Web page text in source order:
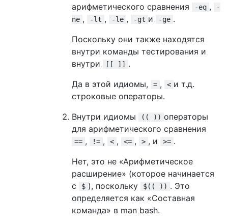
арифметического сравнения -eq ,
-
ne , -lt , -le , -gt и -ge .
Поскольку они также находятся
внутри команды тестирования и
внутри
[[ ]] .
Да в этой идиомы,
= , < и т.д.
строковые операторы.
Внутри идиомы
(( )) операторы
для арифметического сравнения
== , != , < , <= , > , и >= .
Нет, это не «Арифметическое
расширение» (которое начинается
с
$ ), поскольку $(( )) . Это
определяется как «Составная
команда» в man bash.